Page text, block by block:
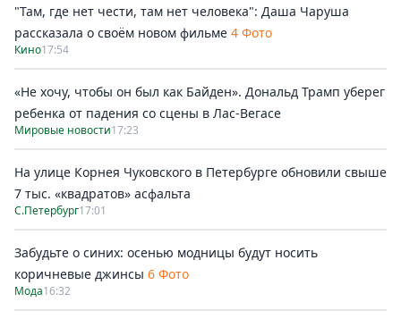
"Там, где нет чести, там нет человека": Даша Чаруша
рассказала о своём новом фильме 4 Фото
Кино17:54
«Не хочу, чтобы он был как Байден». Дональд Трамп уберег
ребенка от падения со сцены в Лас-Вегасе
Мировые новости17:23
На улице Корнея Чуковского в Петербурге обновили свыше
7 тыс. «квадратов» асфальта
С.Петербург17:01
Забудьте о синих: осенью модницы будут носить
коричневые джинсы 6 Фото
Мода16:32